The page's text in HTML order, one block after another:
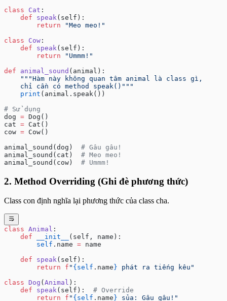
class Cat :
    def
speak (self):
        return
"Meo meo!"
class Cow :
    def
speak (self):
        return
"Ummm!"
def animal_sound (animal):
    """Hàm này không quan tâm animal là class gì,
    chỉ cần có method speak()"""
    print
(animal.speak())
# Sử dụng
dog = Dog()
cat = Cat()
cow = Cow()
animal_sound(dog) # Gâu gâu!
animal_sound(cat) # Meo meo!
animal_sound(cow) # Ummm!
2. Method Overriding (Ghi đè phương thức)
Class con định nghĩa lại phương thức của class cha.
class Animal :
    def
__init__
(self, name):
        self
.name = name
    def
speak (self):
        return
f " {self .name} phát ra tiếng kêu"
class Dog (Animal ):
    def
speak (self): # Override
        return
f " {self .name} sủa: Gâu gâu!"